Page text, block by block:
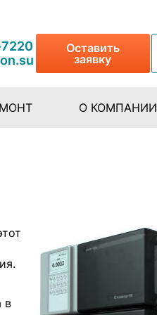
Оставить
заявку
О КОМПАНИИ
в